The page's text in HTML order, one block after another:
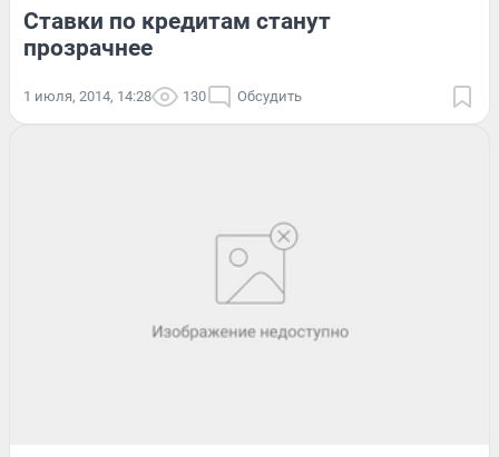
Ставки по кредитам станут
прозрачнее
1 июля, 2014, 14:28 130 Обсудить